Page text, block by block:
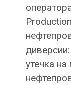
утечка